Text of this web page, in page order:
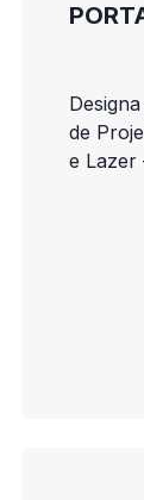
de
e Lazer